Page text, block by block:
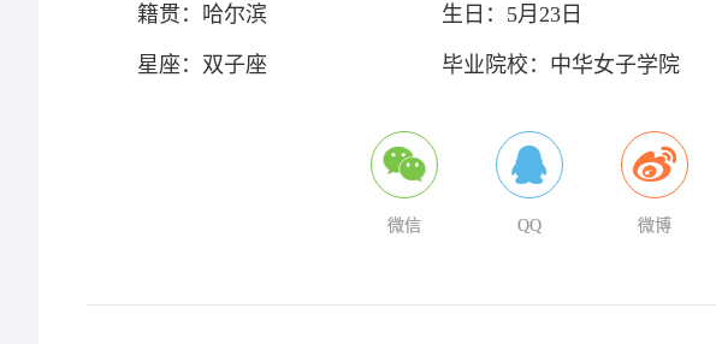
籍贯：哈尔滨 生日：5月23日
星座：双子座 毕业院校：中华女子学院
微信 QQ 微博